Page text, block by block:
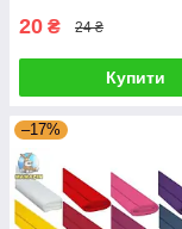
20 ₴ 24 ₴
Купити
–17%